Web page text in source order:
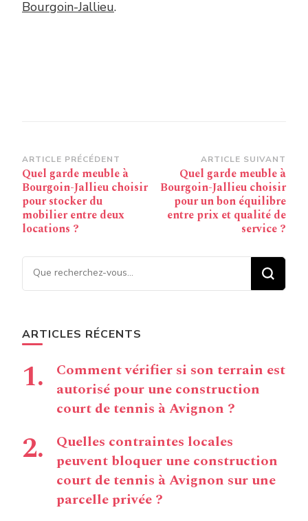
Bourgoin-Jallieu.
Navigation
d’article
ARTICLE PRÉCÉDENT
Quel garde meuble à
Bourgoin-Jallieu choisir
pour stocker du
mobilier entre deux
locations ?
ARTICLE SUIVANT
Quel garde meuble à
Bourgoin-Jallieu choisir
pour un bon équilibre
entre prix et qualité de
service ?
Vous recherchiez quelque
chose ?
ARTICLES RÉCENTS
Comment vérifier si son terrain est
autorisé pour une construction
court de tennis à Avignon ?
Quelles contraintes locales
peuvent bloquer une construction
court de tennis à Avignon sur une
parcelle privée ?